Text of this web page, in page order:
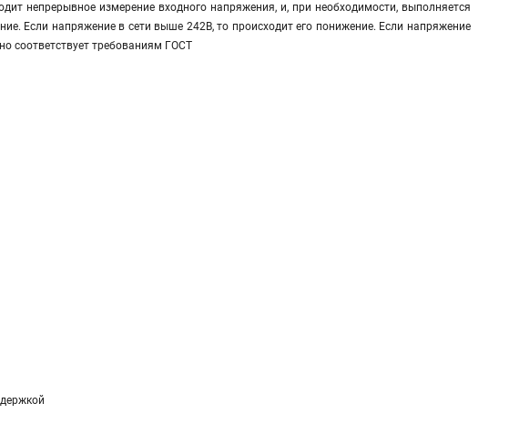
непрерывное измерение входного напряжения, и, при необходимости, выполняется
Если напряжение в сети выше 242В, то происходит его понижение. Если напряжение
соответствует требованиям ГОСТ